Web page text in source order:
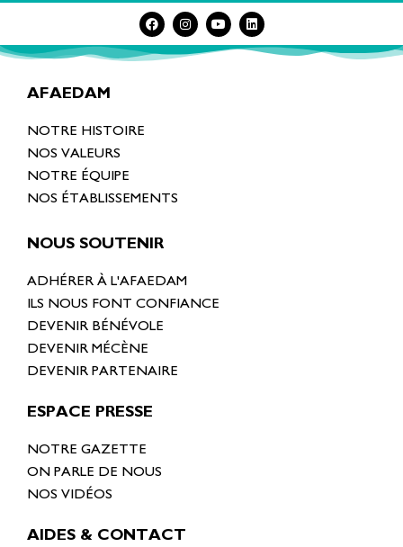
AFAEDAM
NOTRE HISTOIRE
NOS VALEURS
NOTRE ÉQUIPE
NOS ÉTABLISSEMENTS
NOUS SOUTENIR
ADHÉRER À L'AFAEDAM
ILS NOUS FONT CONFIANCE
DEVENIR BÉNÉVOLE
DEVENIR MÉCÈNE
DEVENIR PARTENAIRE
ESPACE PRESSE
NOTRE GAZETTE
ON PARLE DE NOUS
NOS VIDÉOS
AIDES & CONTACT